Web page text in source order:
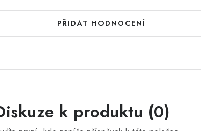
PŘIDAT HODNOCENÍ
k produktu (0)